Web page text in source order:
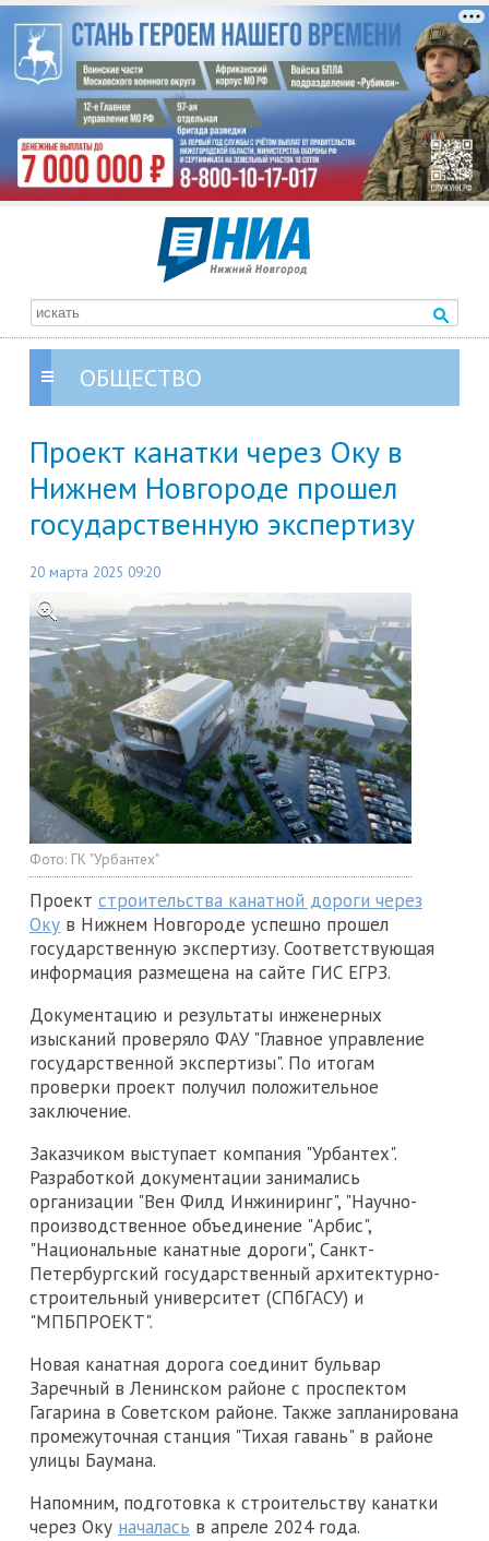
ОБЩЕСТВО
Проект канатки через Оку в
Нижнем Новгороде прошел
государственную экспертизу
20 марта 2025 09:20
Фото: ГК "Урбантех"
Проект строительства канатной дороги через
Оку в Нижнем Новгороде успешно прошел
государственную экспертизу. Соответствующая
информация размещена на сайте ГИС ЕГРЗ.
Документацию и результаты инженерных
изысканий проверяло ФАУ "Главное управление
государственной экспертизы". По итогам
проверки проект получил положительное
заключение.
Заказчиком выступает компания "Урбантех".
Разработкой документации занимались
организации "Вен Филд Инжиниринг", "Научно-
производственное объединение "Арбис",
"Национальные канатные дороги", Санкт-
Петербургский государственный архитектурно-
строительный университет (СПбГАСУ) и
"МПБПРОЕКТ".
Новая канатная дорога соединит бульвар
Заречный в Ленинском районе с проспектом
Гагарина в Советском районе. Также запланирована
промежуточная станция "Тихая гавань" в районе
улицы Баумана.
Напомним, подготовка к строительству канатки
через Оку началась в апреле 2024 года.